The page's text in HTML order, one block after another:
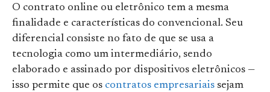
O contrato online ou eletrônico tem a mesma
finalidade e características do convencional. Seu
diferencial consiste no fato de que se usa a
tecnologia como um intermediário, sendo
elaborado e assinado por dispositivos eletrônicos —
isso permite que os contratos empresariais sejam